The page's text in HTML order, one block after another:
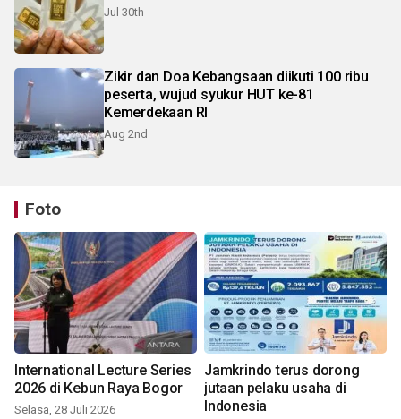
Jul 30th
Zikir dan Doa Kebangsaan diikuti 100 ribu
peserta, wujud syukur HUT ke-81
Kemerdekaan RI
Aug 2nd
Foto
International Lecture Series
2026 di Kebun Raya Bogor
Selasa, 28 Juli 2026
Jamkrindo terus dorong
jutaan pelaku usaha di
Indonesia